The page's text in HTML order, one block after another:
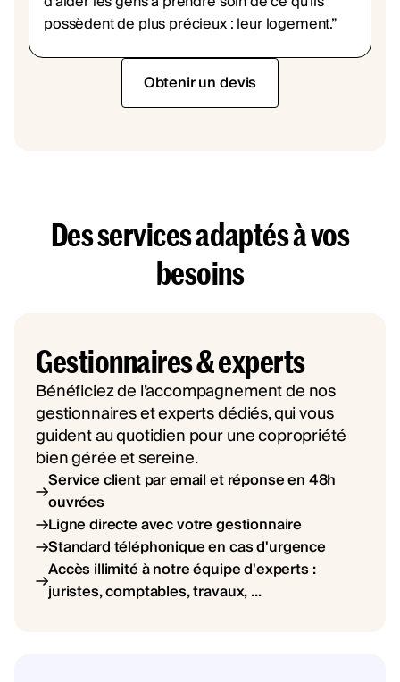
possèdent de plus précieux : leur logement.”
Obtenir un devis
Des services adaptés à vos
besoins
Gestionnaires & experts
Bénéficiez de l’accompagnement de nos
gestionnaires et experts dédiés, qui vous
guident au quotidien pour une copropriété
bien gérée et sereine.
Service client par email et réponse en 48h
ouvrées
Ligne directe avec votre gestionnaire
Standard téléphonique en cas d'urgence
Accès illimité à notre équipe d'experts :
juristes, comptables, travaux, ...